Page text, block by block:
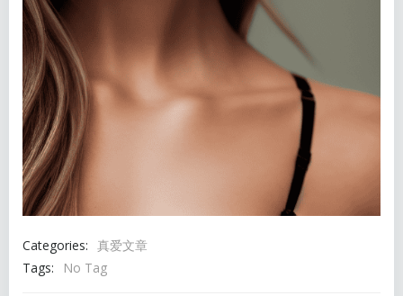
Categories: 真爱文章
Tags:
No Tag